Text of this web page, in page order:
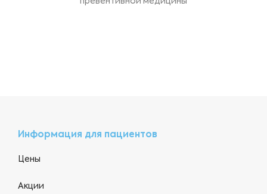
Информация для пациентов
Цены
Акции